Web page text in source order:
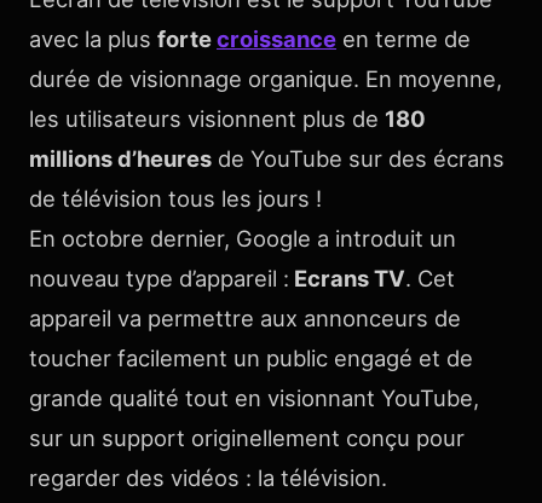
avec la plus fortecroissance en terme de
durée de visionnage organique. En moyenne,
les utilisateurs visionnent plus de 180
millions d’heures de YouTube sur des écrans
de télévision tous les jours !
En octobre dernier, Google a introduit un
nouveau type d’appareil : Ecrans TV. Cet
appareil va permettre aux annonceurs de
toucher facilement un public engagé et de
grande qualité tout en visionnant YouTube,
sur un support originellement conçu pour
regarder des vidéos : la télévision.